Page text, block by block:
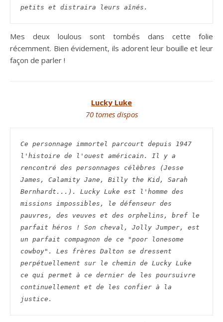
petits et distraira leurs aînés.
Mes deux loulous sont tombés dans cette folie
récemment. Bien évidement, ils adorent leur bouille et leur
façon de parler !
Lucky Luke
70 tomes dispos
Ce personnage immortel parcourt depuis 1947
l'histoire de l'ouest américain. Il y a
rencontré des personnages célèbres (Jesse
James, Calamity Jane, Billy the Kid, Sarah
Bernhardt...). Lucky Luke est l'homme des
missions impossibles, le défenseur des
pauvres, des veuves et des orphelins, bref le
parfait héros ! Son cheval, Jolly Jumper, est
un parfait compagnon de ce "poor lonesome
cowboy". Les frères Dalton se dressent
perpétuellement sur le chemin de Lucky Luke
ce qui permet à ce dernier de les poursuivre
continuellement et de les confier à la
justice.